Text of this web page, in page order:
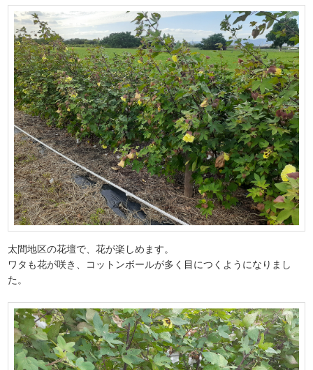
太間地区の花壇で、花が楽しめます。
ワタも花が咲き、コットンボールが多く目につくようになりまし
た。